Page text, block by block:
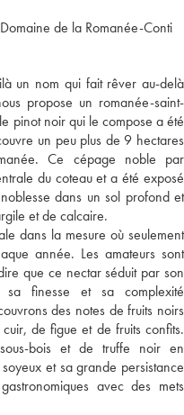
de la Romanée-Conti
un nom qui fait rêver au-delà
propose un romanée-saint-
pinot noir qui le compose a été
un peu plus de 9 hectares
Ce cépage noble par
du coteau et a été exposé
dans un sol profond et
et de calcaire.
dans la mesure où seulement
année. Les amateurs sont
que ce nectar séduit par son
finesse et sa complexité
des notes de fruits noirs
de figue et de fruits confits.
bois et de truffe noir en
et sa grande persistance
avec des mets